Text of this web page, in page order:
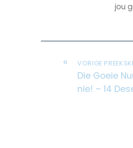
jou
« VORIGE
Die Goeie
nie! – 14